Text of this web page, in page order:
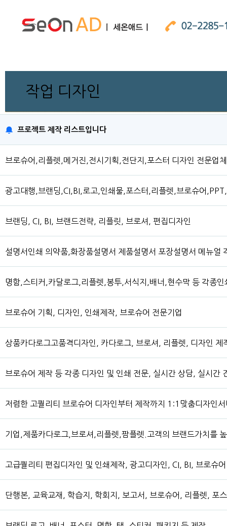
작업 디자인
프로젝트 제작 리스트입니다
브로슈어,리플렛,메거진,전시기획,전단지,포스터 디자인 전문업
광고대행,브랜딩,CI,BI,로고,인쇄물,포스터,리플렛,브로슈어
브랜딩, CI, BI, 브랜드전략, 리플릿, 브로셔, 편집디자인
설명서인쇄 의약품,화장품설명서 제품설명서 포장설명서 메뉴얼
명함,스티커,카달로그,리플렛,봉투,서식지,배너,현수막 등 각종인
브로슈어 기획, 디자인, 인쇄제작, 브로슈어 전문기업
상품카다로그고품격디자인, 카다로그, 브로셔, 리플렛, 디자인 제
브로슈어 제작 등 각종 디자인 및 인쇄 전문, 실시간 상담, 실시간
저렴한 고퀄리티 브로슈어 디자인부터 제작까지 1:1맞춤디자인서
기업,제품카다로그,브로셔,리플렛,팜플렛.고객의 브랜드가치를
고급퀄리티 편집디자인 및 인쇄제작, 광고디자인, CI, BI, 브로슈어
단행본, 교육교재, 학습지, 학회지, 보고서, 브로슈어, 리플렛, 포